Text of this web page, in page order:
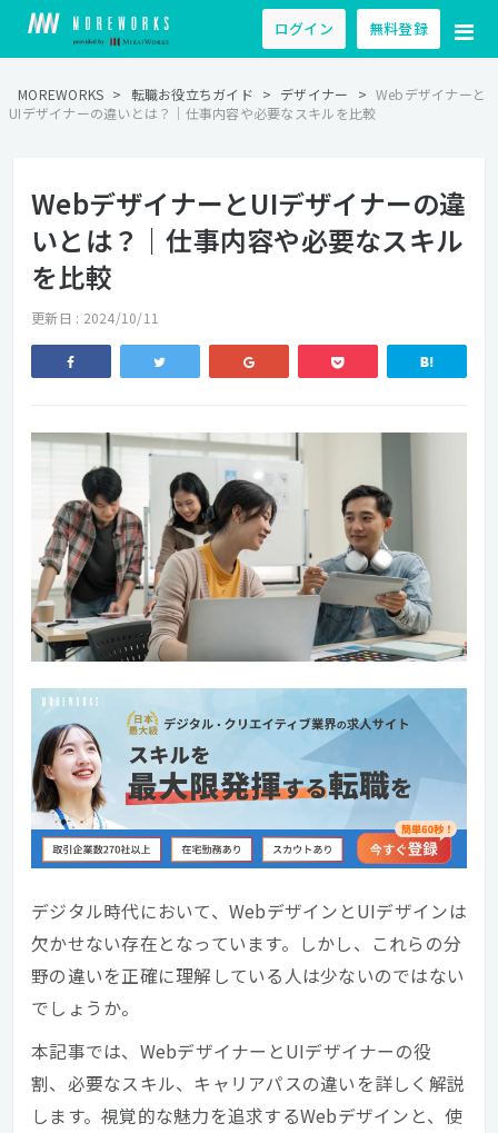
ログイン 無料登録
MOREWORKS > 転職お役立ちガイド > デザイナー > Webデザイナーと
UIデザイナーの違いとは？｜仕事内容や必要なスキルを比較
WebデザイナーとUIデザイナーの違
いとは？｜仕事内容や必要なスキル
を比較
更新日 : 2024/10/11
デジタル時代において、WebデザインとUIデザインは
欠かせない存在となっています。しかし、これらの分
野の違いを正確に理解している人は少ないのではない
でしょうか。
本記事では、WebデザイナーとUIデザイナーの役
割、必要なスキル、キャリアパスの違いを詳しく解説
します。視覚的な魅力を追求するWebデザインと、使